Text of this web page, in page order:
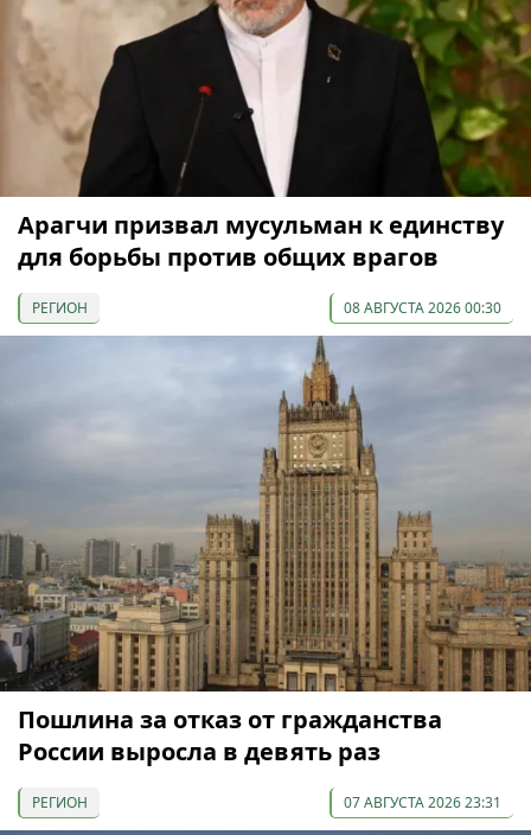
Арагчи призвал мусульман к единству
для борьбы против общих врагов
РЕГИОН 08 АВГУСТА 2026 00:30
Пошлина за отказ от гражданства
России выросла в девять раз
РЕГИОН 07 АВГУСТА 2026 23:31